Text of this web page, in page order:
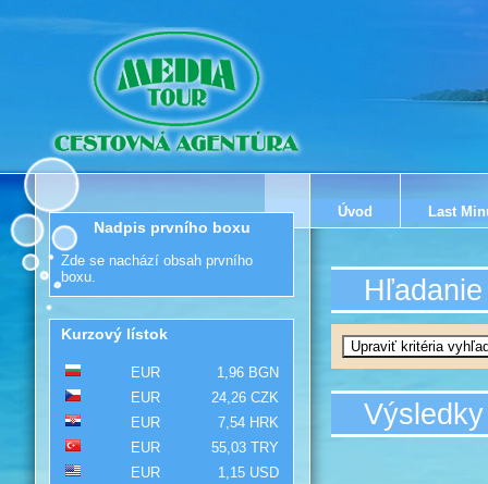
Úvod Last
Nadpis prvního boxu
Zde se nachází obsah prvního
boxu.
Kurzový lístok
EUR
1,96 BGN
EUR
24,26 CZK
EUR
7,54 HRK
EUR
55,03 TRY
EUR
1,15 USD